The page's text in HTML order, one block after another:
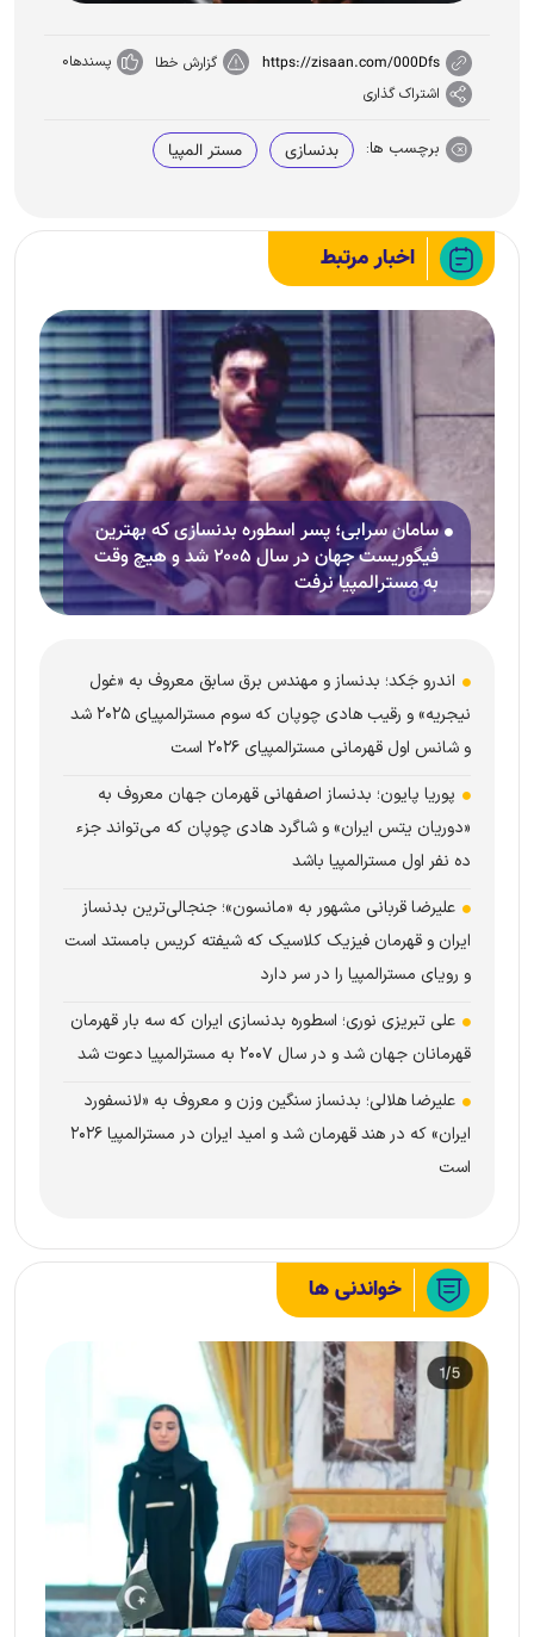
https://zisaan.com/000Dfs گزارش خطا پسندها0
اشتراک گذاری
برچسب ها: بدنسازی مستر المپیا
اخبار مرتبط
سامان سرابی؛ پسر اسطوره‌ بدنسازی که بهترین
فیگوریست جهان در سال ۲۰۰۵ شد و هیچ وقت
به مسترالمپیا نرفت
اندرو جَکد؛ بدنساز و مهندس برق سابق معروف به «غول
نیجریه» و رقیب هادی چوپان که سوم مسترالمپیای ۲۰۲۵ شد
و شانس اول قهرمانی مسترالمپیای ۲۰۲۶ است
پوریا پایون؛ بدنساز اصفهانی قهرمان جهان معروف به
«دوریان یتس ایران» و شاگرد هادی چوپان که می‌تواند جزء
ده نفر اول مسترالمپیا باشد
علیرضا قربانی مشهور به «مانسون»؛ جنجالی‌ترین بدنساز
ایران و قهرمان فیزیک کلاسیک که شیفته کریس بامستد است
و رویای مسترالمپیا را در سر دارد
علی تبریزی نوری؛ اسطوره بدنسازی ایران که سه بار قهرمان
قهرمانان جهان شد و در سال ۲۰۰۷ به مسترالمپیا دعوت شد
علیرضا هلالی؛ بدنساز سنگین وزن و معروف به «لانسفورد
ایران» که در هند قهرمان شد و امید ایران در مسترالمپیا ۲۰۲۶
است
خواندنی ها